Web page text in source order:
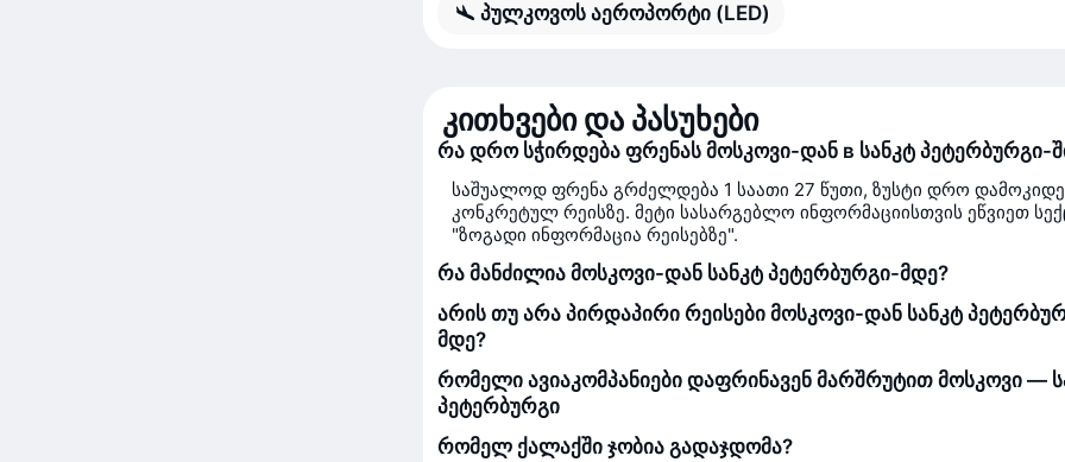
პულკოვოს აეროპორტი (LED)
კითხვები და პასუხები
რა დრო სჭირდება ფრენას მოსკოვი-დან в სანკტ პეტერბურგი-
საშუალოდ ფრენა გრძელდება 1 საათი 27 წუთი, ზუსტი დრო
კონკრეტულ რეისზე. მეტი სასარგებლო ინფორმაციისთვის ეწვიეთ
"ზოგადი ინფორმაცია რეისებზე".
რა მანძილია მოსკოვი-დან სანკტ პეტერბურგი-მდე?
არის თუ არა პირდაპირი რეისები მოსკოვი-დან სანკტ
მდე?
რომელი ავიაკომპანიები დაფრინავენ მარშრუტით მოსკოვი —
პეტერბურგი
რომელ ქალაქში ჯობია გადაჯდომა?